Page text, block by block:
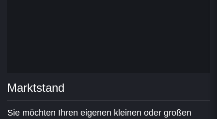
Marktstand
Sie möchten Ihren eigenen kleinen oder großen